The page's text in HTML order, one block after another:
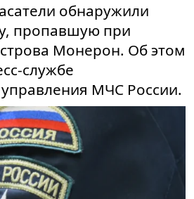
обнаружили
пропавшую при
Монерон. Об этом
службе
МЧС России.